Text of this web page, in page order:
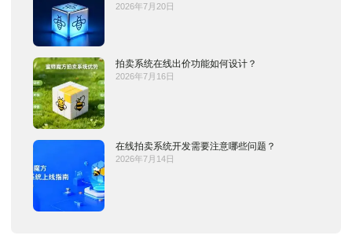
2026年7月20日
拍卖系统在线出价功能如何设计？
2026年7月16日
在线拍卖系统开发需要注意哪些问题？
2026年7月14日